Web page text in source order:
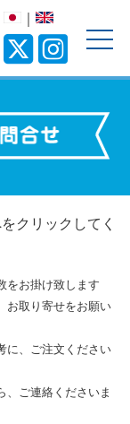
クリックしてく
をお掛け致します
お取り寄せをお願い
に、ご注文ください
、ご連絡くださいま